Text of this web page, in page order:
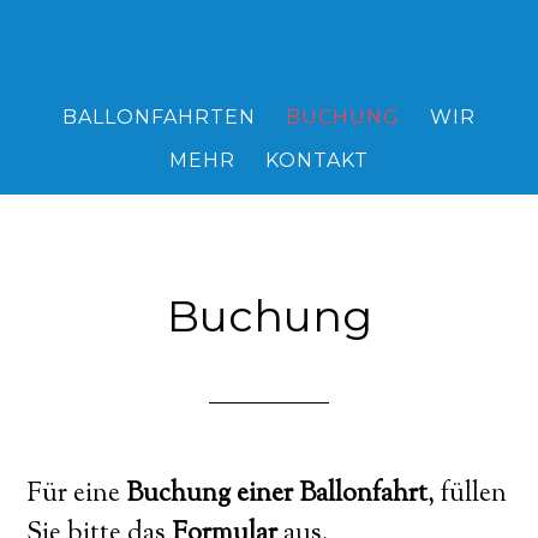
BALLONFAHRTEN BUCHUNG
WIR
MEHR
KONTAKT
Buchung
Für eineBuchung einer Ballonfahrt, füllen